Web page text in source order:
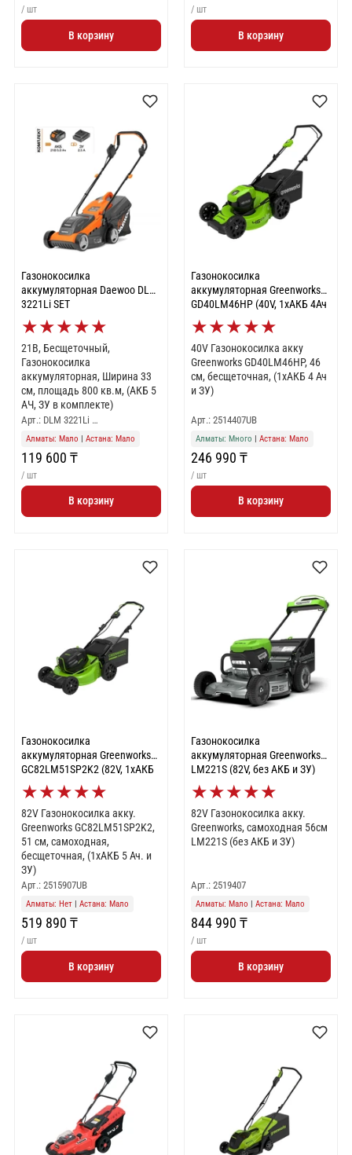
/ шт
В корзину
/ шт
В корзину
Газонокосилка
аккумуляторная Daewoo DLM
3221Li SET
★★★★★
21В, Бесщеточный,
Газонокосилка
аккумуляторная, Ширина 33
см, площадь 800 кв.м, (АКБ 5
АЧ, ЗУ в комплекте)
Арт.: DLM 3221Li …
Алматы: Мало | Астана: Мало
119 600 ₸
/ шт
В корзину
Газонокосилка
аккумуляторная Greenworks
GD40LM46HP (40V, 1хАКБ 4Ач
и ЗУ) 2514407UB
★★★★★
40V Газонокосилка акку
Greenworks GD40LM46HP, 46
см, бесщеточная, (1хАКБ 4 Ач
и ЗУ)
Арт.: 2514407UB
Алматы: Много | Астана: Мало
246 990 ₸
/ шт
В корзину
Газонокосилка
аккумуляторная Greenworks
GC82LM51SP2K2 (82V, 1хАКБ
5 Ач и ЗУ) 2515907UB
★★★★★
82V Газонокосилка акку.
Greenworks GC82LM51SP2K2,
51 см, самоходная,
бесщеточная, (1хАКБ 5 Ач. и
ЗУ)
Арт.: 2515907UB
Алматы: Нет| Астана: Мало
519 890 ₸
/ шт
В корзину
Газонокосилка
аккумуляторная Greenworks
LM221S (82V, без АКБ и ЗУ)
2519407
★★★★★
82V Газонокосилка акку.
Greenworks, самоходная 56см
LM221S (без АКБ и ЗУ)
Арт.: 2519407
Алматы: Мало Астана: Мало
844 990 ₸
/ шт
В корзину